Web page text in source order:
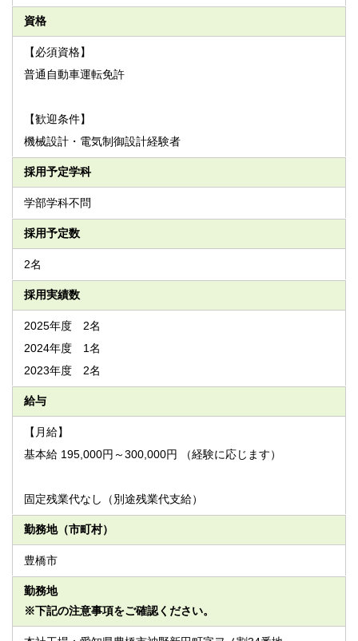
資格
【必須資格】
普通自動車運転免許
【歓迎条件】
機械設計・電気制御設計経験者
採用予定学科
学部学科不問
採用予定数
2名
採用実績数
2025年度 2名
2024年度 1名
2023年度 2名
給与
【月給】
基本給 195,000円～300,000円 （経験に応じます）
固定残業代なし（別途残業代支給）
勤務地（市町村）
豊橋市
勤務地
※下記の注意事項をご確認ください。